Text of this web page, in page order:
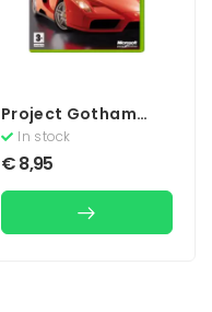
Project Gotham
Racing 2
In stock
€8,95